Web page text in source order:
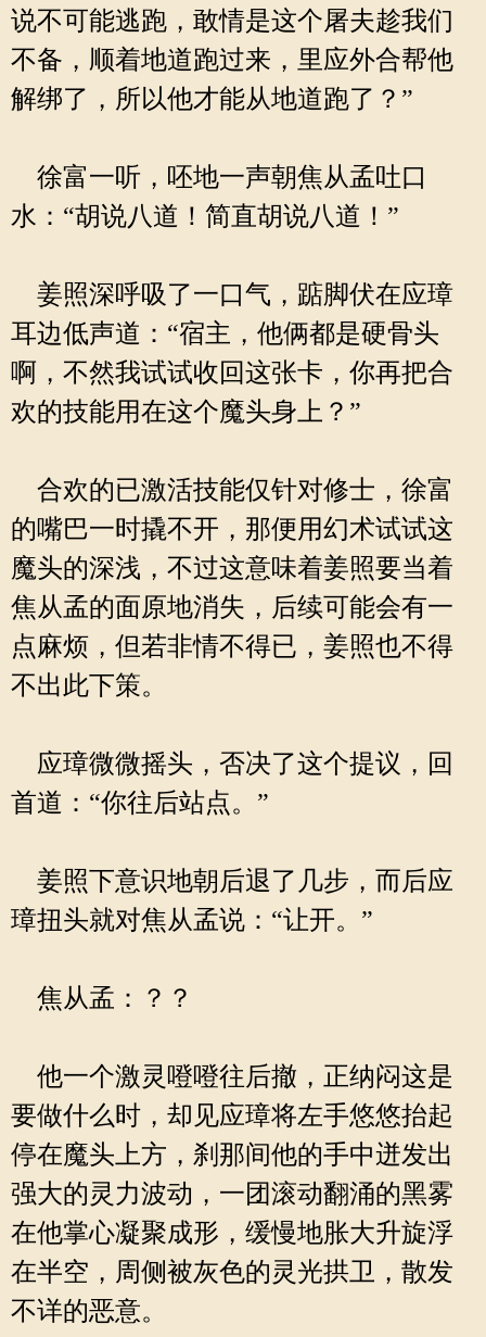
说不可能逃跑，敢情是这个屠夫趁我们
不备，顺着地道跑过来，里应外合帮他
解绑了，所以他才能从地道跑了？”
徐富一听，呸地一声朝焦从孟吐口
水：“胡说八道！简直胡说八道！”
姜照深呼吸了一口气，踮脚伏在应璋
耳边低声道：“宿主，他俩都是硬骨头
啊，不然我试试收回这张卡，你再把合
欢的技能用在这个魔头身上？”
合欢的已激活技能仅针对修士，徐富
的嘴巴一时撬不开，那便用幻术试试这
魔头的深浅，不过这意味着姜照要当着
焦从孟的面原地消失，后续可能会有一
点麻烦，但若非情不得已，姜照也不得
不出此下策。
应璋微微摇头，否决了这个提议，回
首道：“你往后站点。”
姜照下意识地朝后退了几步，而后应
璋扭头就对焦从孟说：“让开。”
焦从孟：？？
他一个激灵噔噔往后撤，正纳闷这是
要做什么时，却见应璋将左手悠悠抬起
停在魔头上方，刹那间他的手中迸发出
强大的灵力波动，一团滚动翻涌的黑雾
在他掌心凝聚成形，缓慢地胀大升旋浮
在半空，周侧被灰色的灵光拱卫，散发
不详的恶意。